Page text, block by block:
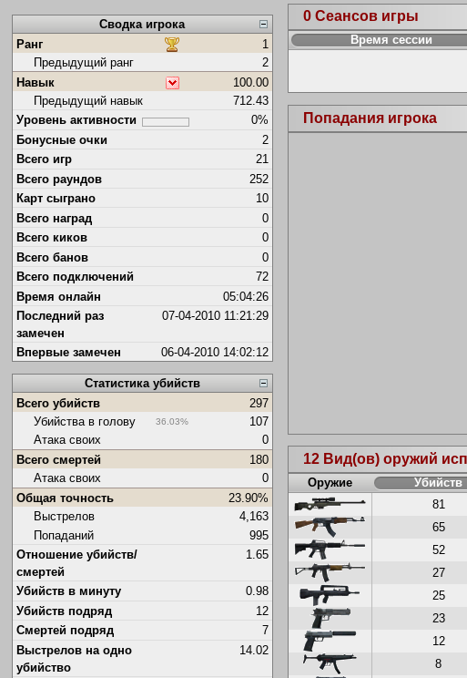
Сводка игрока
Ранг
1
Предыдущий ранг
2
Навык
100.00
Предыдущий навык
712.43
Уровень активности
0%
Бонусные очки
2
Всего игр
21
Всего раундов
252
Карт сыграно
10
Всего наград
0
Всего киков
0
Всего банов
0
Всего подключений
72
Время онлайн
05:04:26
Последний раз
замечен
07-04-2010 11:21:29
Впервые замечен 06-04-2010 14:02:12
Статистика убийств
Всего убийств
297
Убийства в голову
36.03%
107
Атака своих
0
Всего смертей
180
Атака своих
0
Общая точность
23.90%
Выстрелов
4,163
Попаданий
995
Отношение убийств/
смертей
1.65
Убийств в минуту
0.98
Убийств подряд
12
Смертей подряд
7
Выстрелов на одно
убийство
14.02
0 Сеансов игры
Время сессии
Попадания игрока
12 Вид(ов) оружий
Оружие Убийств
81
65
52
27
25
23
12
8